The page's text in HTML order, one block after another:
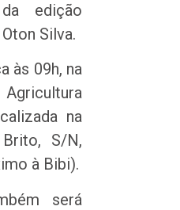
edição
Silva.
às 09h, na
Agricultura
na
S/N,
à Bibi).
será